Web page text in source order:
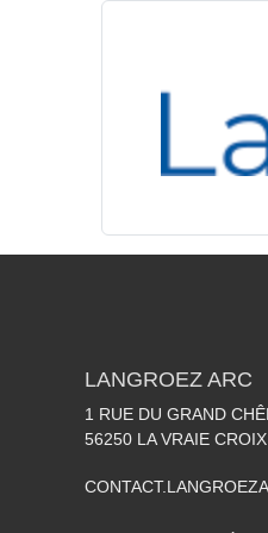
LANGROEZ ARC
1 RUE DU GRAND
56250 LA VRAIE CROIX